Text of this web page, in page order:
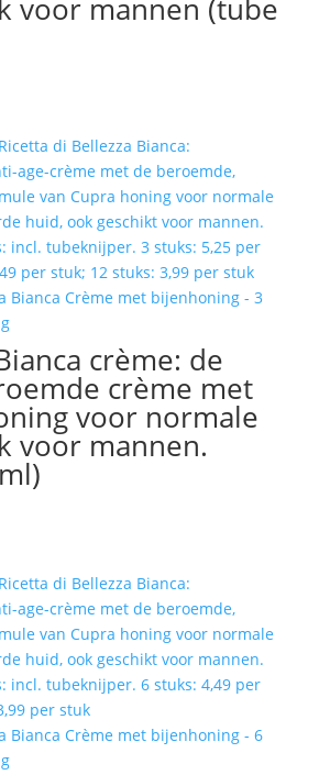
voor mannen (tube
di Bellezza Bianca:
age-crème met de beroemde,
van Cupra honing voor normale
huid, ook geschikt voor mannen.
incl. tubeknijper. 3 stuks: 5,25 per
per stuk; 12 stuks: 3,99 per stuk
crème: de
crème met
voor normale
voor mannen.
di Bellezza Bianca:
age-crème met de beroemde,
van Cupra honing voor normale
huid, ook geschikt voor mannen.
incl. tubeknijper. 6 stuks: 4,49 per
per stuk